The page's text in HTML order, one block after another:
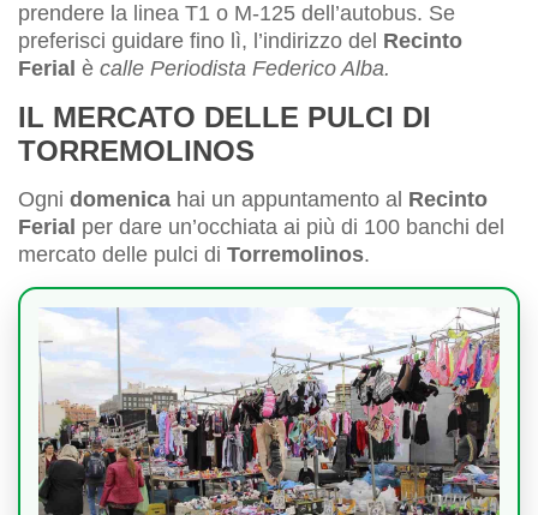
prendere la linea T1 o M-125 dell’autobus. Se
preferisci guidare fino lì, l’indirizzo del Recinto
Ferial è calle Periodista Federico Alba.
IL MERCATO DELLE PULCI DI
TORREMOLINOS
Ogni domenica hai un appuntamento al Recinto
Ferial per dare un’occhiata ai più di 100 banchi del
mercato delle pulci di Torremolinos.